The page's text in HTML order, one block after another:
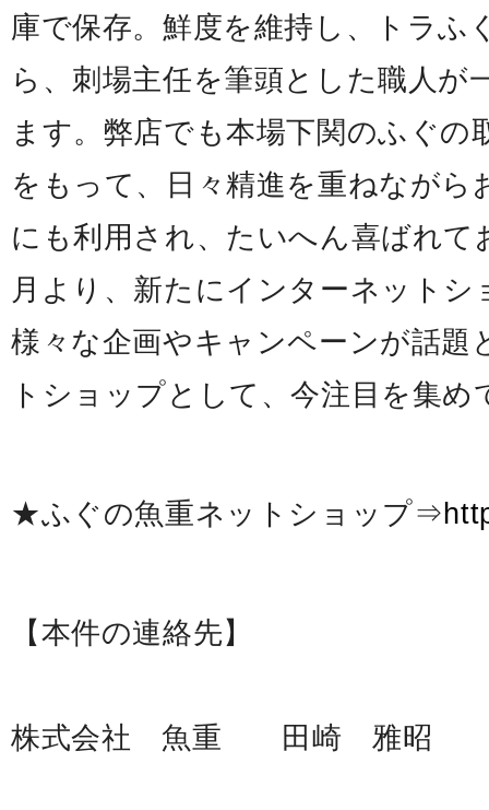
庫で保存。鮮度を維持し、トラふ
ら、刺場主任を筆頭とした職人が
ます。弊店でも本場下関のふぐの
をもって、日々精進を重ねなが
にも利用され、たいへん喜ばれて
月より、新たにインターネット
様々な企画やキャンペーンが話題
トショップとして、今注目を集め
★ふぐの魚重ネットショップ⇒
【本件の連絡先】
株式会社 魚重 田崎 雅昭